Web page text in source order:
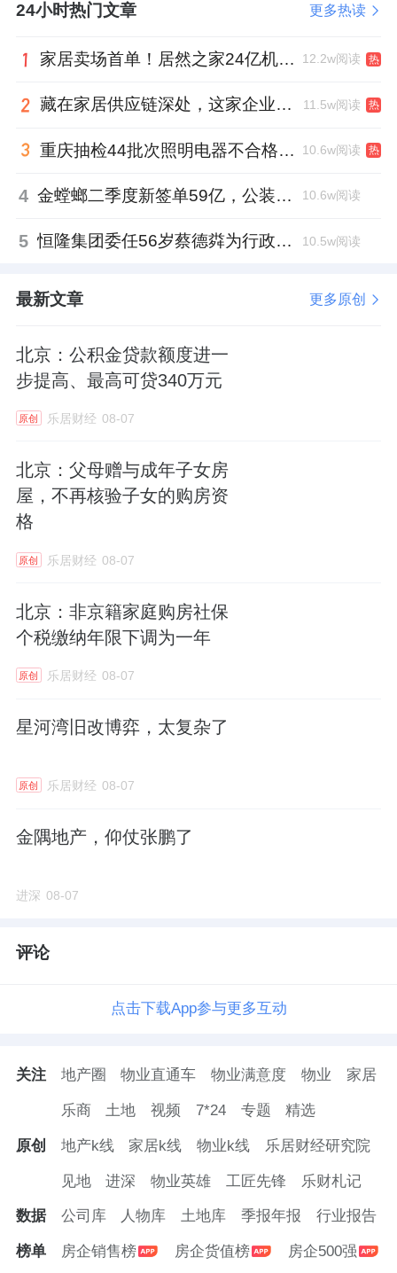
24小时热门文章 更多热读
家居卖场首单！居然之家24亿机构间REITs获深交所无异议函 12.2w阅读 热
藏在家居供应链深处，这家企业正在悄悄转型 11.5w阅读 热
重庆抽检44批次照明电器不合格，木林森全资子公司被点名 10.6w阅读 热
4 金螳螂二季度新签单59亿，公装业务贡献逾八成 10.6w阅读
5 恒隆集团委任56岁蔡德粦为行政总裁、年薪2052万港元，曾任星巴克中国CEO 10.5w阅读
最新文章 更多原创
北京：公积金贷款额度进一
步提高、最高可贷340万元
原创 乐居财经 08-07
北京：父母赠与成年子女房
屋，不再核验子女的购房资
格
原创 乐居财经 08-07
北京：非京籍家庭购房社保
个税缴纳年限下调为一年
原创 乐居财经 08-07
星河湾旧改博弈，太复杂了
原创 乐居财经 08-07
金隅地产，仰仗张鹏了
进深 08-07
评论
点击下载App参与更多互动
关注 地产圈 物业直通车 物业满意度 物业 家居
乐商 土地 视频 7*24 专题 精选
原创 地产k线 家居k线 物业k线 乐居财经研究院
见地 进深 物业英雄 工匠先锋 乐财札记
数据 公司库 人物库 土地库 季报年报 行业报告
榜单 房企销售榜 房企货值榜 房企500强